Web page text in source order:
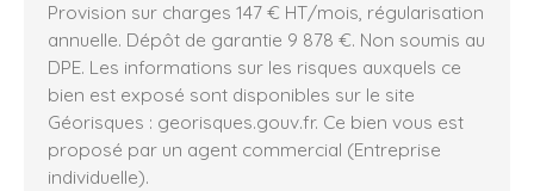
Provision sur charges 147 € HT/mois, régularisation
annuelle. Dépôt de garantie 9 878 €. Non soumis au
DPE. Les informations sur les risques auxquels ce
bien est exposé sont disponibles sur le site
Géorisques : georisques.gouv.fr. Ce bien vous est
proposé par un agent commercial (Entreprise
individuelle).